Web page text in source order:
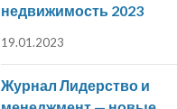
недвижимость 2023
19.01.2023
Журнал Лидерство и